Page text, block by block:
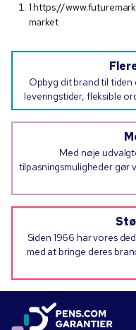
1.https://
market
Opbyg dit brand til
leveringstider, fleksible
Med nøje
tilpasningsmuligheder gør
Siden 1966 har vores
med at bringe deres